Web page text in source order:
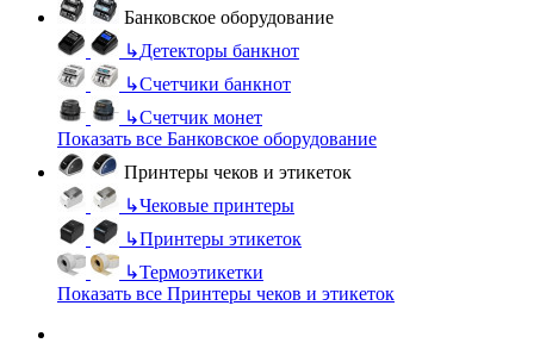
Банковское оборудование
↳Детекторы банкнот
↳Счетчики банкнот
↳Счетчик монет
Показать все Банковское оборудование
Принтеры чеков и этикеток
↳Чековые принтеры
↳Принтеры этикеток
↳Термоэтикетки
Показать все Принтеры чеков и этикеток